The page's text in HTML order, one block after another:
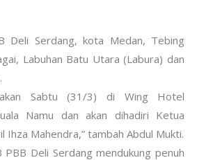
Deli Serdang, kota Medan, Tebing
Labuhan Batu Utara (Labura) dan
Sabtu (31/3) di Wing Hotel
Namu dan akan dihadiri Ketua
Ihza Mahendra,” tambah Abdul Mukti.
PBB Deli Serdang mendukung penuh